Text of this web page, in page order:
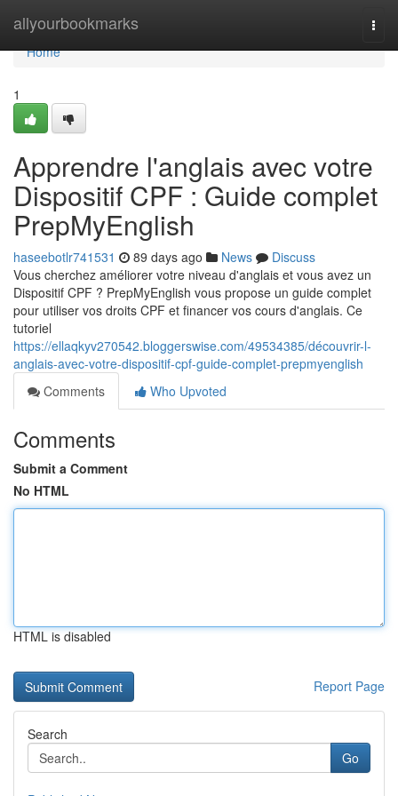
allyourbookmarks
Home
Home
1
Apprendre l'anglais avec votre
Dispositif CPF : Guide complet
PrepMyEnglish
haseebotlr741531 89 days ago News
Discuss
Vous cherchez améliorer votre niveau d'anglais et vous avez un
Dispositif CPF ? PrepMyEnglish vous propose un guide complet
pour utiliser vos droits CPF et financer vos cours d'anglais. Ce
tutoriel
https://ellaqkyv270542.bloggerswise.com/49534385/découvrir-l-
anglais-avec-votre-dispositif-cpf-guide-complet-prepmyenglish
Comments
Who Upvoted
Comments
Submit a Comment
No HTML
HTML is disabled
Report Page
Search
Go